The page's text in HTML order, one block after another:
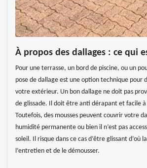
À propos des dallages : ce qui
Pour une terrasse, un bord de piscine, ou un
pose de dallage est une option technique pour
votre extérieur. Un bon dallage ne doit pas
de glissade. Il doit être anti dérapant et facile
Toutefois, des mousses peuvent couvrir votre
humidité permanente ou bien il n’est pas
soleil. Il risque dans ce cas d’être glissant d’où
l’entretien et de le démousser.